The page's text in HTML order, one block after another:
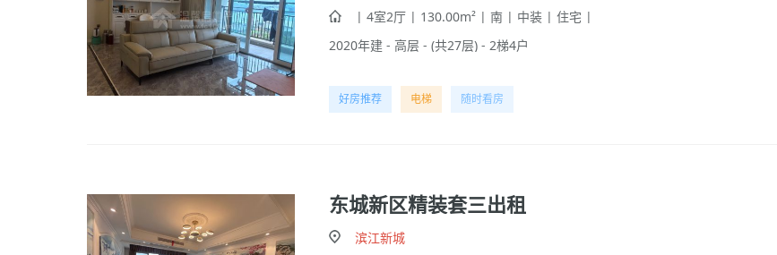
| 4室2厅 | 130.00m² | 南 | 中装 | 住宅 |
2020年建 - 高层 - (共27层) - 2梯4户
好房推荐 电梯 随时看房
东城新区精装套三出租
滨江新城